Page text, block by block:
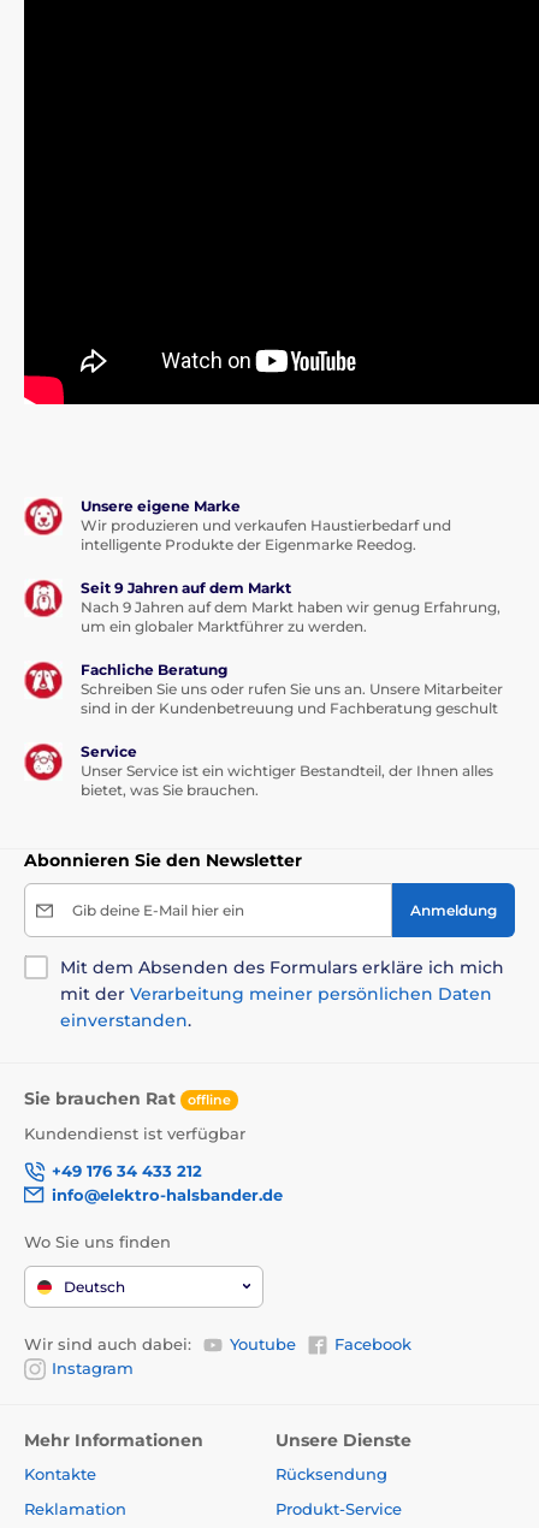
Unsere eigene Marke
Wir produzieren und verkaufen Haustierbedarf und
intelligente Produkte der Eigenmarke Reedog.
Seit 9 Jahren auf dem Markt
Nach 9 Jahren auf dem Markt haben wir genug Erfahrung,
um ein globaler Marktführer zu werden.
Fachliche Beratung
Schreiben Sie uns oder rufen Sie uns an. Unsere Mitarbeiter
sind in der Kundenbetreuung und Fachberatung geschult
Service
Unser Service ist ein wichtiger Bestandteil, der Ihnen alles
bietet, was Sie brauchen.
Abonnieren Sie den Newsletter
Gib deine E-Mail hier ein Anmeldung
Mit dem Absenden des Formulars erkläre ich mich
mit der Verarbeitung meiner persönlichen Daten
einverstanden.
Sie brauchen Rat offline
Kundendienst ist verfügbar
+49 176 34 433 212
info@elektro-halsbander.de
Wo Sie uns finden
Deutsch
Wir sind auch dabei: Youtube
Facebook
Instagram
Mehr Informationen
Kontakte
Reklamation
Unsere Dienste
Rücksendung
Produkt-Service